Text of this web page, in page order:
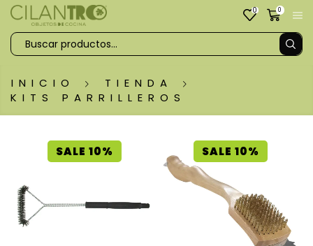
0 0
INICIO
TIENDA
KITS PARRILLEROS
SALE 10% SALE 10%